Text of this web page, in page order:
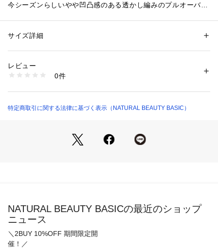
今シーズンらしいやや凹凸感のある透かし編みのプルオーバー
で着られる2Ｗay仕様。中はキャミソール付きなのでインナー
た、透け感のない2×2のリブ編みです。
仕様・プルオーバー後ろボタン
裏地・キャミソールあり
像をご参照ください。
性別：レディース
素材：キャミソール:レーヨン 60% ポリエステル 30% ナイロン 10%、カ
生産国：キャミソール:中国製、カーディガン:中国製
洗濯：手洗い 漂白× アイロン150℃ ドライ弱い タンブル乾燥× 平干し ウ
※詳しい洗濯方法については、商品の品質表示タグをご覧ください
0174170505 （ショップ）
サイズ詳細
レビュー
0件
特定商取引に関する法律に基づく表示（NATURAL BEAUTY BASIC）
NATURAL BEAUTY BASICの最近のショップ
ニュース
＼2BUY 10%OFF 期間限定開
催！／